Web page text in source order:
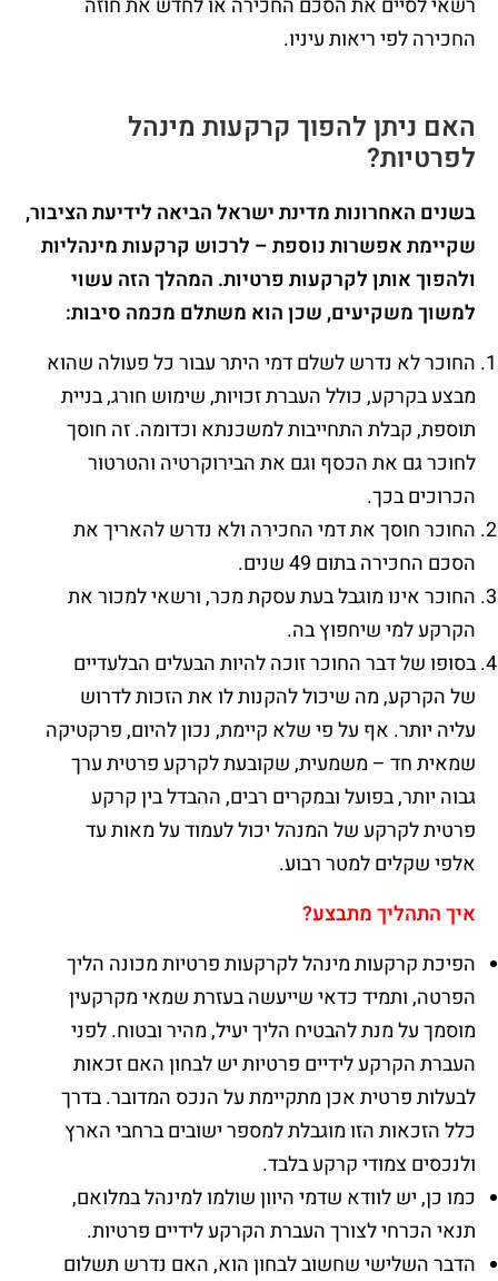
החכירה לפי ריאות עיניו.
האם ניתן להפוך קרקעות מינהל
לפרטיות?
בשנים האחרונות מדינת ישראל הביאה לידיעת הציבור,
שקיימת אפשרות נוספת – לרכוש קרקעות מינהליות
ולהפוך אותן לקרקעות פרטיות. המהלך הזה עשוי
למשוך משקיעים, שכן הוא משתלם מכמה סיבות:
החוכר לא נדרש לשלם דמי היתר עבור כל פעולה שהוא
מבצע בקרקע, כולל העברת זכויות, שימוש חורג, בניית
תוספת, קבלת התחייבות למשכנתא וכדומה. זה חוסך
לחוכר גם את הכסף וגם את הבירוקרטיה והטרטור
הכרוכים בכך.
החוכר חוסך את דמי החכירה ולא נדרש להאריך את
הסכם החכירה בתום 49 שנים.
החוכר אינו מוגבל בעת עסקת מכר, ורשאי למכור את
הקרקע למי שיחפוץ בה.
בסופו של דבר החוכר זוכה להיות הבעלים הבלעדיים
של הקרקע, מה שיכול להקנות לו את הזכות לדרוש
עליה יותר. אף על פי שלא קיימת, נכון להיום, פרקטיקה
שמאית חד – משמעית, שקובעת לקרקע פרטית ערך
גבוה יותר, בפועל ובמקרים רבים, ההבדל בין קרקע
פרטית לקרקע של המנהל יכול לעמוד על מאות עד
אלפי שקלים למטר רבוע.
איך התהליך מתבצע?
הפיכת קרקעות מינהל לקרקעות פרטיות מכונה הליך
הפרטה, ותמיד כדאי שייעשה בעזרת שמאי מקרקעין
מוסמך על מנת להבטיח הליך יעיל, מהיר ובטוח. לפני
העברת הקרקע לידיים פרטיות יש לבחון האם זכאות
לבעלות פרטית אכן מתקיימת על הנכס המדובר. בדרך
כלל הזכאות הזו מוגבלת למספר ישובים ברחבי הארץ
ולנכסים צמודי קרקע בלבד.
כמו כן, יש לוודא שדמי היוון שולמו למינהל במלואם,
תנאי הכרחי לצורך העברת הקרקע לידיים פרטיות.
הדבר השלישי שחשוב לבחון הוא, האם נדרש תשלום